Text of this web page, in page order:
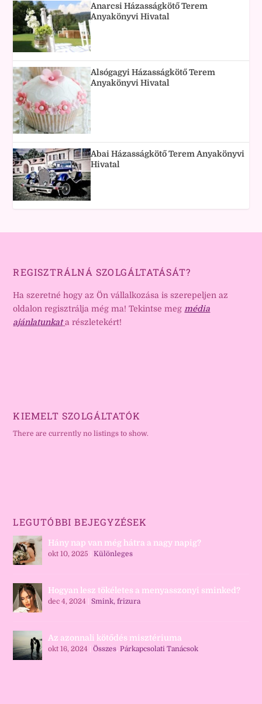
Anarcsi Házasságkötő Terem
Anyakönyvi Hivatal
Alsógagyi Házasságkötő Terem
Anyakönyvi Hivatal
Abai Házasságkötő Terem Anyakönyvi
Hivatal
REGISZTRÁLNÁ SZOLGÁLTATÁSÁT?
Ha szeretné hogy az Ön vállalkozása is szerepeljen az
oldalon regisztrálja még ma! Tekintse meg média
ajánlatunkat a részletekért!
KIEMELT SZOLGÁLTATÓK
There are currently no listings to show.
LEGUTÓBBI BEJEGYZÉSEK
Hány nap van még hátra a nagy napig?
okt 10, 2025 |Különleges
Hogyan lesz tökéletes a menyasszonyi sminked?
dec 4, 2024 |Smink, frizura
Az azonnali kötődés misztériuma
okt 16, 2024 |Összes,Párkapcsolati Tanácsok